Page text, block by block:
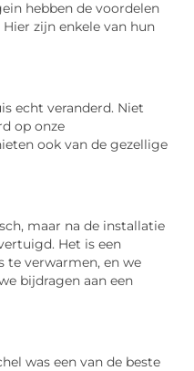
hebben de voordelen
zijn enkele van hun
echt veranderd. Niet
op onze
ook van de gezellige
maar na de installatie
Het is een
te verwarmen, en we
bijdragen aan een
was een van de beste